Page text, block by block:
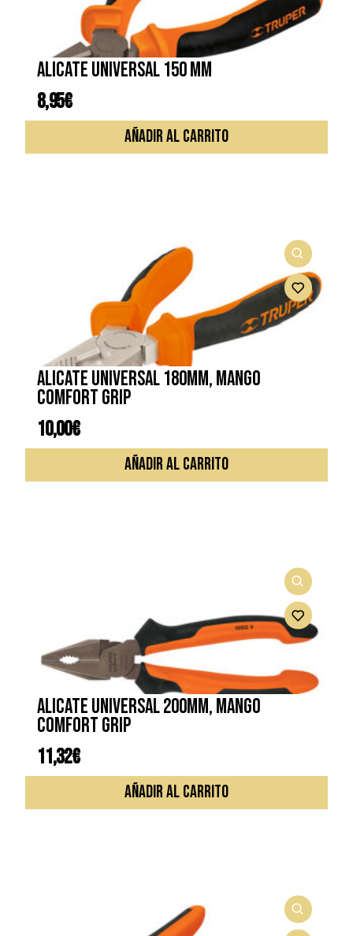
Alicate universal 150 mm
8,95€
AÑADIR AL CARRITO
ALICATE UNIVERSAL 180MM, MANGO
COMFORT GRIP
10,00€
AÑADIR AL CARRITO
ALICATE UNIVERSAL 200MM, MANGO
COMFORT GRIP
11,32€
AÑADIR AL CARRITO